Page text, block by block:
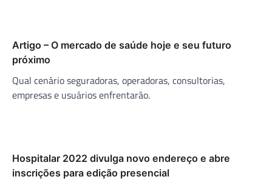
Artigo – O mercado de saúde hoje e seu futuro
próximo
Qual cenário seguradoras, operadoras, consultorias,
empresas e usuários enfrentarão.
Hospitalar 2022 divulga novo endereço e abre
inscrições para edição presencial